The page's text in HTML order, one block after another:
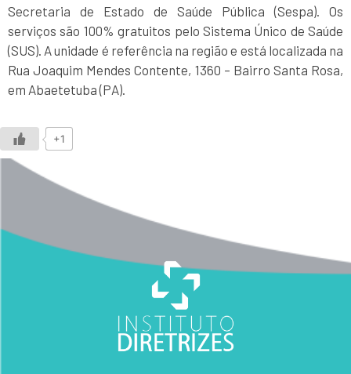
Secretaria de Estado de Saúde Pública (Sespa). Os
serviços são 100% gratuitos pelo Sistema Único de Saúde
(SUS). A unidade é referência na região e está localizada na
Rua Joaquim Mendes Contente, 1360 – Bairro Santa Rosa,
em Abaetetuba (PA).
+1